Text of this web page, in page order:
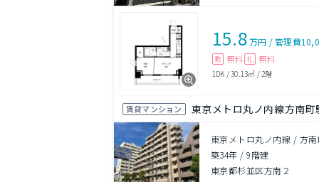
15.8万円 /管理費
敷 無料 礼 無料
1DK /30.13㎡ / 2階
賃貸マンション 東京メトロ丸ノ内線方南
東京メトロ丸ノ内線 / 方
築34年 /9階建
東京都杉並区方南２